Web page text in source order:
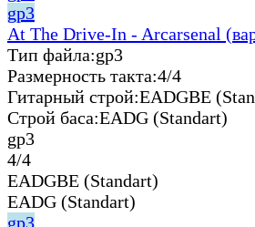
gp3
At The Drive-In - Arcarsenal
Тип файла:gp3
Размерность такта:4/4
Гитарный строй:EADGBE
Строй баса:EADG (Standart)
gp3
4/4
EADGBE (Standart)
EADG (Standart)
gp3